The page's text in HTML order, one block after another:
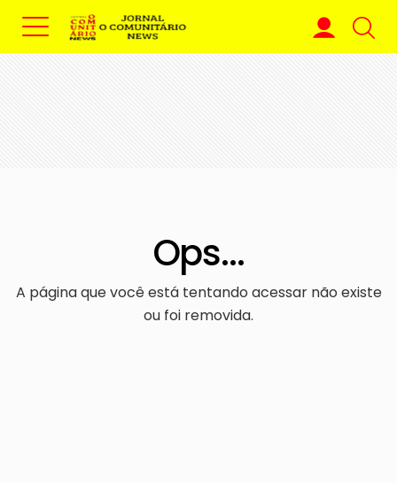
Ops...
A página que você está tentando acessar não existe
ou foi removida.